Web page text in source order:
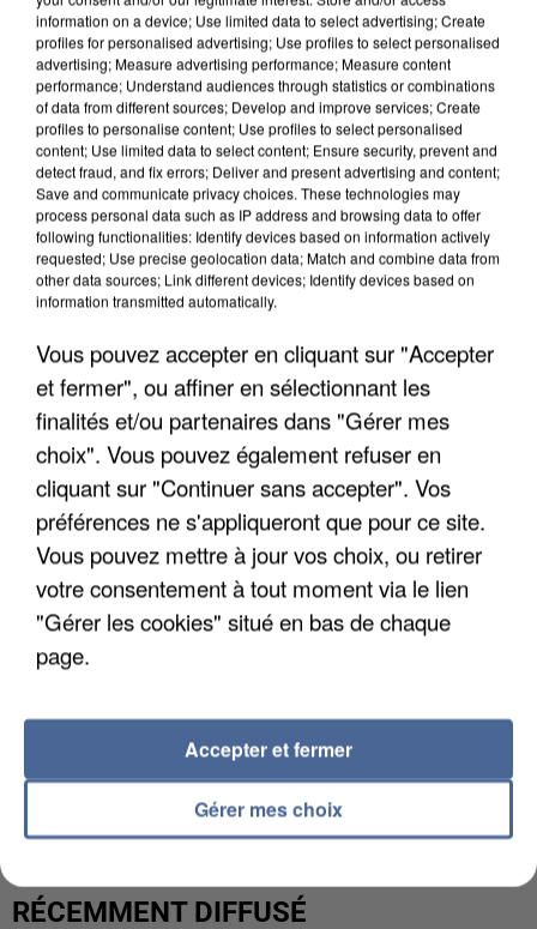
UNE TOURISTE DE L’OISE EMPORTÉE PAR UNE
LES DONNÉES DE 300 000 CLIENTS DÉROBÉES À
INTERMARCHÉ APRÈS UNE...
RÉCEMMENT DIFFUSÉ
information on a device; Use limited data to select advertising; Create
profiles for personalised advertising; Use profiles to select personalised
advertising; Measure advertising performance; Measure content
performance; Understand audiences through statistics or combinations
of data from different sources; Develop and improve services; Create
profiles to personalise content; Use profiles to select personalised
content; Use limited data to select content; Ensure security, prevent and
detect fraud, and fix errors; Deliver and present advertising and content;
Save and communicate privacy choices. These technologies may
process personal data such as IP address and browsing data to offer
following functionalities: Identify devices based on information actively
requested; Use precise geolocation data; Match and combine data from
other data sources; Link different devices; Identify devices based on
information transmitted automatically.
Vous pouvez accepter en cliquant sur "Accepter
et fermer", ou affiner en sélectionnant les
finalités et/ou partenaires dans "Gérer mes
choix". Vous pouvez également refuser en
cliquant sur "Continuer sans accepter". Vos
préférences ne s'appliqueront que pour ce site.
Vous pouvez mettre à jour vos choix, ou retirer
votre consentement à tout moment via le lien
"Gérer les cookies" situé en bas de chaque
page.
Gérer mes choix
Accepter et fermer